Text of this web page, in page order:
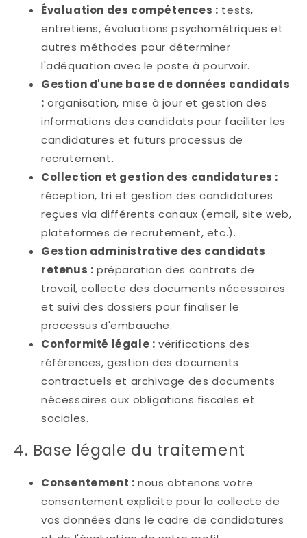
Évaluation des compétences : tests,
entretiens, évaluations psychométriques et
autres méthodes pour déterminer
l'adéquation avec le poste à pourvoir.
Gestion d'une base de données candidats
: organisation, mise à jour et gestion des
informations des candidats pour faciliter les
candidatures et futurs processus de
recrutement.
Collection et gestion des candidatures :
réception, tri et gestion des candidatures
reçues via différents canaux (email, site web,
plateformes de recrutement, etc.).
Gestion administrative des candidats
retenus : préparation des contrats de
travail, collecte des documents nécessaires
et suivi des dossiers pour finaliser le
processus d'embauche.
Conformité légale : vérifications des
références, gestion des documents
contractuels et archivage des documents
nécessaires aux obligations fiscales et
sociales.
4. Base légale du traitement
Consentement : nous obtenons votre
consentement explicite pour la collecte de
vos données dans le cadre de candidatures